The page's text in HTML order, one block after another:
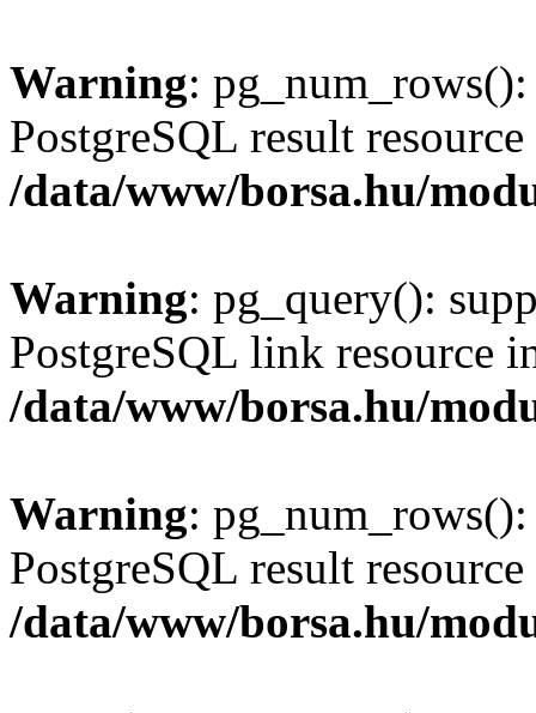
Warning:
PostgreSQL result
/data/www/borsa.hu/
Warning: pg_query():
PostgreSQL link resource
/data/www/borsa.hu/
Warning:
PostgreSQL result
/data/www/borsa.hu/